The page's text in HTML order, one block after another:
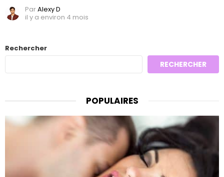
ParAlexy D
il y a environ 4 mois
Rechercher
RECHERCHER
POPULAIRES